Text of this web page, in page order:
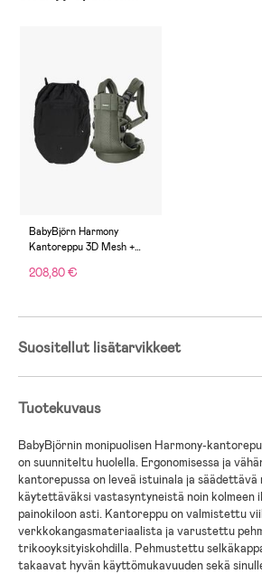
BabyBjörn Harmony
Kantoreppu 3D Mesh +
208,80 €
Suositellut lisätarvikkeet
Tuotekuvaus
BabyBjörnin monipuolisen Harmony-
on suunniteltu huolella. Ergonomisessa ja
kantorepussa on leveä istuinala ja säädettävä
käytettäväksi vastasyntyneistä noin kolmeen
painokiloon asti. Kantoreppu on valmistettu
verkkokangasmateriaalista ja varustettu
trikooyksityiskohdilla. Pehmustettu
takaavat hyvän käyttömukavuuden sekä